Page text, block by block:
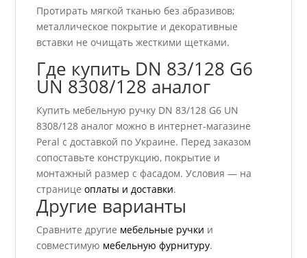
Протирать мягкой тканью без абразивов;
металлическое покрытие и декоративные
вставки не очищать жесткими щетками.
Где купить DN 83/128 G6
UN 8308/128 аналог
Купить мебельную ручку DN 83/128 G6 UN
8308/128 аналог можно в интернет-магазине
Peral с доставкой по Украине. Перед заказом
сопоставьте конструкцию, покрытие и
монтажный размер с фасадом. Условия — на
страницеоплаты и доставки.
Другие варианты
Сравните другие мебельные ручки и
совместимую мебельную фурнитуру.